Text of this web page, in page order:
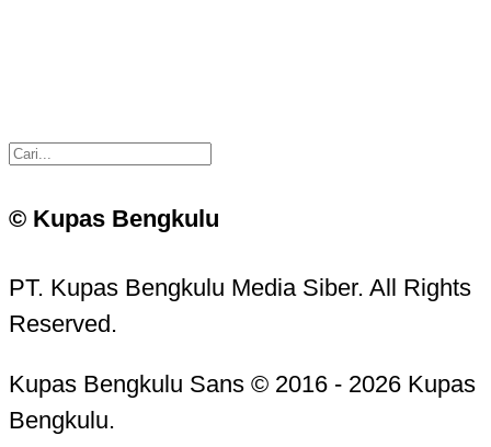
© Kupas Bengkulu
PT. Kupas Bengkulu Media Siber. All Rights
Reserved.
Kupas Bengkulu Sans © 2016 - 2026 Kupas
Bengkulu.